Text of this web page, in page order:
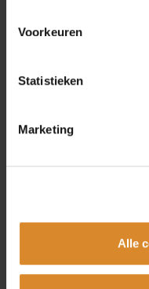
Voorkeuren
Statistieken
Marketing
Alle
Lederland
Amsterdam
Utrecht
Armchairs